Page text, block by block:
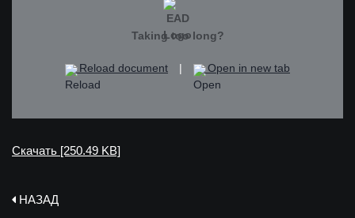
Taking too long?
Reload document | Open in new tab
Скачать [250.49 KB]
НАЗАД